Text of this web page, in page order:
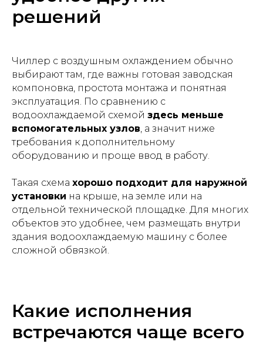
решений
Чиллер с воздушным охлаждением обычно
выбирают там, где важны готовая заводская
компоновка, простота монтажа и понятная
эксплуатация. По сравнению с
водоохлаждаемой схемой здесь меньше
вспомогательных узлов , а значит ниже
требования к дополнительному
оборудованию и проще ввод в работу.
Такая схема хорошо подходит для наружной
установки на крыше, на земле или на
отдельной технической площадке. Для многих
объектов это удобнее, чем размещать внутри
здания водоохлаждаемую машину с более
сложной обвязкой.
Какие исполнения
встречаются чаще всего